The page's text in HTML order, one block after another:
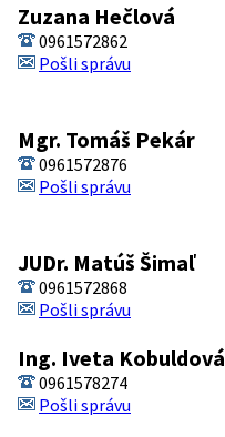
Zuzana Hečlová
0961572862
Pošli správu
Mgr. Tomáš Pekár
0961572876
Pošli správu
JUDr. Matúš Šimaľ
0961572868
Pošli správu
Ing. Iveta Kobuldová
0961578274
Pošli správu